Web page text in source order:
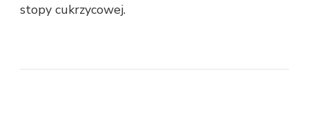
stopy cukrzycowej.